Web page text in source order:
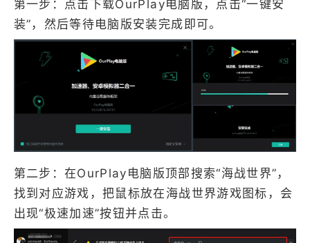
第一步：点击下载OurPlay电脑版，点击“一键安
装”，然后等待电脑版安装完成即可。
第二步：在OurPlay电脑版顶部搜索“海战世界”，
找到对应游戏，把鼠标放在海战世界游戏图标，会
出现“极速加速”按钮并点击。